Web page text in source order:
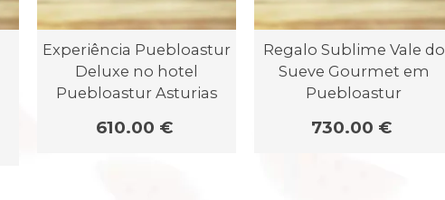
Experiência Puebloastur
Deluxe no hotel
Puebloastur Asturias
610.00 €
Regalo Sublime Vale do
Sueve Gourmet em
Puebloastur
730.00 €